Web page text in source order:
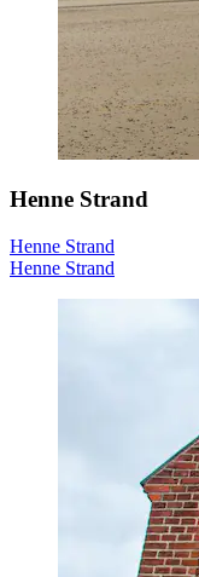
Henne Strand
Henne Strand
Henne Strand